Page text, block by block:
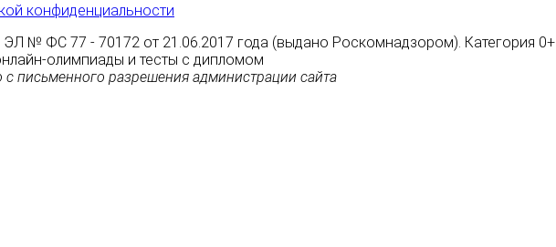
конфиденциальности
ЭЛ № ФС 77 - 70172 от 21.06.2017 года (выдано Роскомнадзором). Категория 0+
олимпиады и тесты с дипломом
письменного разрешения администрации сайта